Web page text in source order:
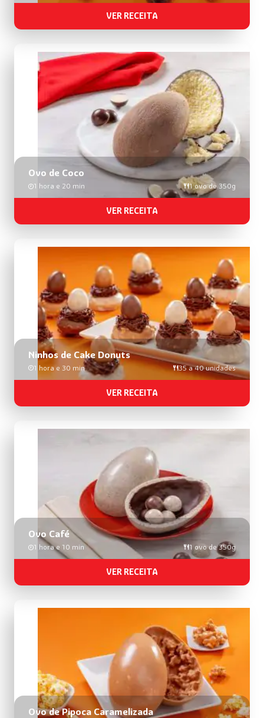
VER RECEITA
Ovo de Coco
1 hora e 20 min 1 ovo de 350g
VER RECEITA
Ninhos de Cake Donuts
1 hora e 30 min 35 a 40 unidades
VER RECEITA
Ovo Café
1 hora e 10 min 1 ovo de 350g
VER RECEITA
Ovo de Pipoca Caramelizada